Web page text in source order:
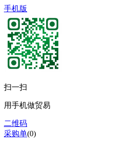
手机版
扫一扫
用手机做贸易
二维码
采购单(0)